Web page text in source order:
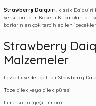
Strawberry Daiquiri, klasik Daiquiri
versiyonudur. Kökeni Küba olan bu
barların en çok tercih edilen
Strawberry
Malzemeler
Lezzetli ve dengeli bir Strawberry
Taze çilek veya çilek püresi
Lime suyu (yeşil limon)